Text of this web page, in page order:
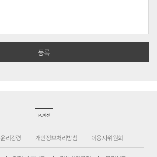
PC버전
윤리강령 개인정보처리방침 이용자위원회